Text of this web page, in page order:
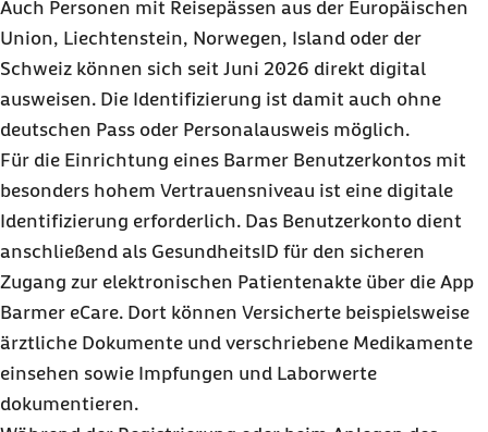
Auch Personen mit Reisepässen aus der Europäischen
Union, Liechtenstein, Norwegen, Island oder der
Schweiz können sich seit Juni 2026 direkt digital
ausweisen. Die Identifizierung ist damit auch ohne
deutschen Pass oder Personalausweis möglich.
Für die Einrichtung eines Barmer Benutzerkontos mit
besonders hohem Vertrauensniveau ist eine digitale
Identifizierung erforderlich. Das Benutzerkonto dient
anschließend als GesundheitsID für den sicheren
Zugang zur elektronischen Patientenakte über die App
Barmer eCare. Dort können Versicherte beispielsweise
ärztliche Dokumente und verschriebene Medikamente
einsehen sowie Impfungen und Laborwerte
dokumentieren.